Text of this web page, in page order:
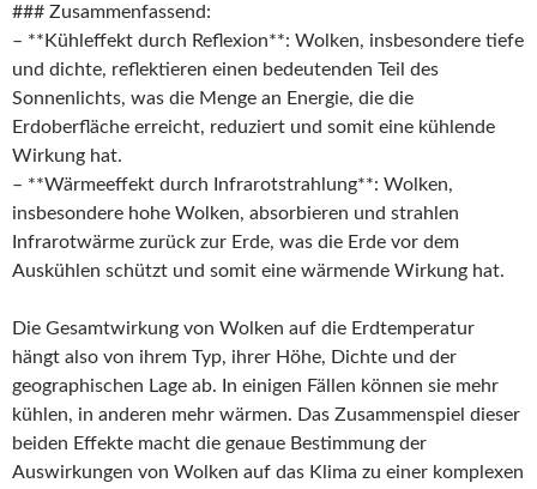
### Zusammenfassend:
– **Kühleffekt durch Reflexion**: Wolken, insbesondere tiefe
und dichte, reflektieren einen bedeutenden Teil des
Sonnenlichts, was die Menge an Energie, die die
Erdoberfläche erreicht, reduziert und somit eine kühlende
Wirkung hat.
– **Wärmeeffekt durch Infrarotstrahlung**: Wolken,
insbesondere hohe Wolken, absorbieren und strahlen
Infrarotwärme zurück zur Erde, was die Erde vor dem
Auskühlen schützt und somit eine wärmende Wirkung hat.
Die Gesamtwirkung von Wolken auf die Erdtemperatur
hängt also von ihrem Typ, ihrer Höhe, Dichte und der
geographischen Lage ab. In einigen Fällen können sie mehr
kühlen, in anderen mehr wärmen. Das Zusammenspiel dieser
beiden Effekte macht die genaue Bestimmung der
Auswirkungen von Wolken auf das Klima zu einer komplexen